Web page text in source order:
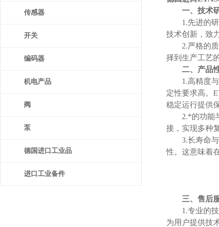
传感器
开关
编码器
机电产品
阀
泵
德国进口工业品
进口工业备件
一、技术
1.先进的研
技术创新，致
2.严格的质
择到生产工艺
二、产品
1.高精度与
定性要求高。
稳定运行提供
2.*的功能与
接，实现多种
3.长寿命与
性。这意味着
三、售后
1.专业的技
为用户提供技